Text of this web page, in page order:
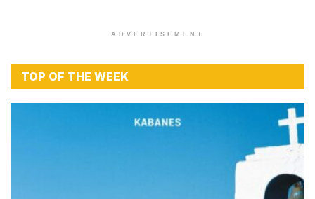
ADVERTISEMENT
TOP OF THE WEEK